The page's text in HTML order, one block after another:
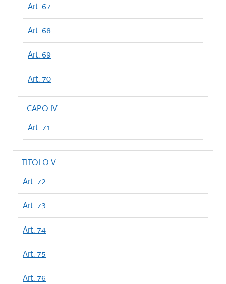
Art. 67
Art. 68
Art. 69
Art. 70
CAPO IV
Art. 71
TITOLO V
Art. 72
Art. 73
Art. 74
Art. 75
Art. 76